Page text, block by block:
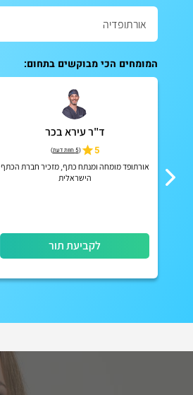
המומחים הכי מבוקשים בתחום:
ד"ר עירא בכר
5
(5 חוות דעת )
אורתופד מומחה ומנתח כתף, מזכיר חברת הכתף
הישראלית
לקביעת תור